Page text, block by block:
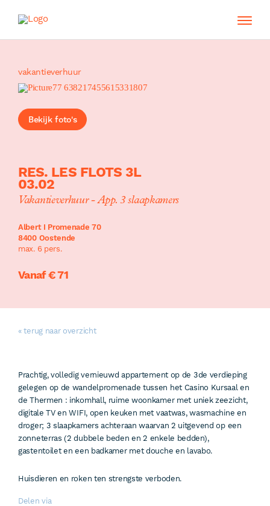
vakantieverhuur
Bekijk foto's
RES. LES FLOTS 3L
03.02
Vakantieverhuur - App. 3 slaapkamers
Albert I Promenade 70
8400 Oostende
max. 6 pers.
Vanaf € 71
« terug naar overzicht
Prachtig, volledig vernieuwd appartement op de 3de verdieping
gelegen op de wandelpromenade tussen het Casino Kursaal en
de Thermen : inkomhall, ruime woonkamer met uniek zeezicht,
digitale TV en WIFI, open keuken met vaatwas, wasmachine en
droger; 3 slaapkamers achteraan waarvan 2 uitgevend op een
zonneterras (2 dubbele beden en 2 enkele bedden),
gastentoilet en een badkamer met douche en lavabo.
Huisdieren en roken ten strengste verboden.
Delen via